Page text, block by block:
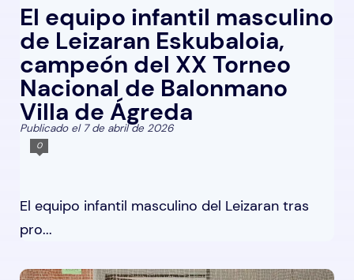
El equipo infantil masculino
de Leizaran Eskubaloia,
campeón del XX Torneo
Nacional de Balonmano
Villa de Ágreda
Publicado el 7 de abril de 2026
0
El equipo infantil masculino del Leizaran tras
pro...